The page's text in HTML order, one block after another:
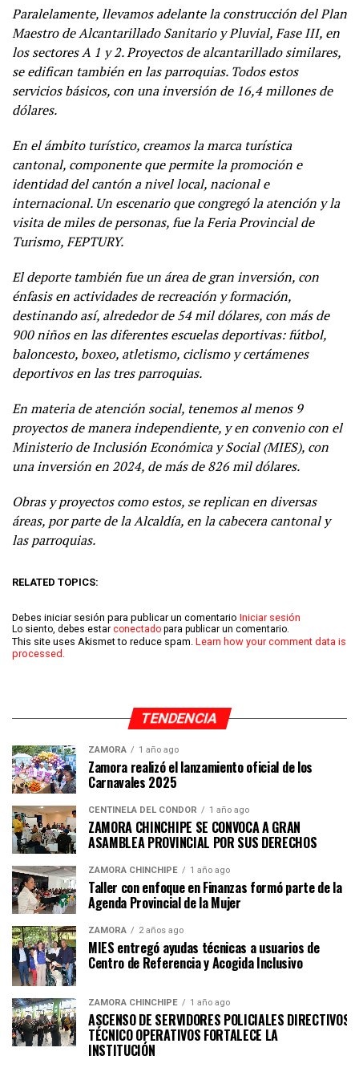
Paralelamente, llevamos adelante la construcción del Plan
Maestro de Alcantarillado Sanitario y Pluvial, Fase III, en
los sectores A 1 y 2. Proyectos de alcantarillado similares,
se edifican también en las parroquias. Todos estos
servicios básicos, con una inversión de 16,4 millones de
dólares.
En el ámbito turístico, creamos la marca turística
cantonal, componente que permite la promoción e
identidad del cantón a nivel local, nacional e
internacional. Un escenario que congregó la atención y la
visita de miles de personas, fue la Feria Provincial de
Turismo, FEPTURY.
El deporte también fue un área de gran inversión, con
énfasis en actividades de recreación y formación,
destinando así, alrededor de 54 mil dólares, con más de
900 niños en las diferentes escuelas deportivas: fútbol,
baloncesto, boxeo, atletismo, ciclismo y certámenes
deportivos en las tres parroquias.
En materia de atención social, tenemos al menos 9
proyectos de manera independiente, y en convenio con el
Ministerio de Inclusión Económica y Social (MIES), con
una inversión en 2024, de más de 826 mil dólares.
Obras y proyectos como estos, se replican en diversas
áreas, por parte de la Alcaldía, en la cabecera cantonal y
las parroquias.
RELATED TOPICS:
Debes iniciar sesión para publicar un comentario Iniciar sesión
Lo siento, debes estar conectado para publicar un comentario.
This site uses Akismet to reduce spam. Learn how your comment data is
processed.
TENDENCIA
ZAMORA 1 año ago
Zamora realizó el lanzamiento oficial de los
Carnavales 2025
CENTINELA DEL CÓNDOR 1 año ago
ZAMORA CHINCHIPE SE CONVOCA A GRAN
ASAMBLEA PROVINCIAL POR SUS DERECHOS
ZAMORA CHINCHIPE 1 año ago
Taller con enfoque en Finanzas formó parte de la
Agenda Provincial de la Mujer
ZAMORA 2 años ago
MIES entregó ayudas técnicas a usuarios de
Centro de Referencia y Acogida Inclusivo
ZAMORA CHINCHIPE 1 año ago
ASCENSO DE SERVIDORES POLICIALES DIRECTIVOS Y
TÉCNICO OPERATIVOS FORTALECE LA